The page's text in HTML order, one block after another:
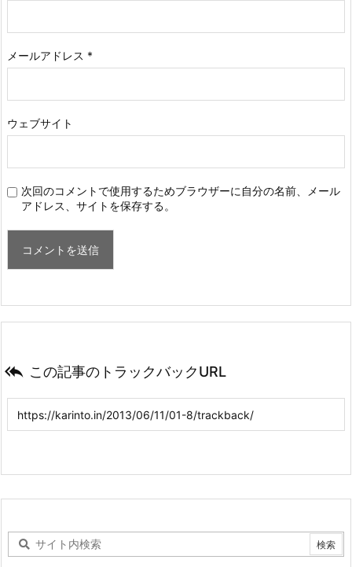
メールアドレス *
ウェブサイト
次回のコメントで使用するためブラウザーに自分の名前、メール
アドレス、サイトを保存する。
 この記事のトラックバックURL